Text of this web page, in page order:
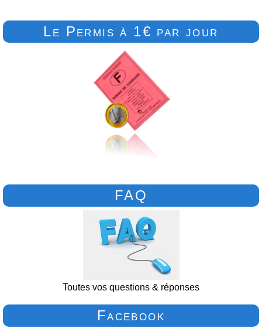
Le Permis à 1€ par jour
FAQ
Toutes vos questions & réponses
Facebook